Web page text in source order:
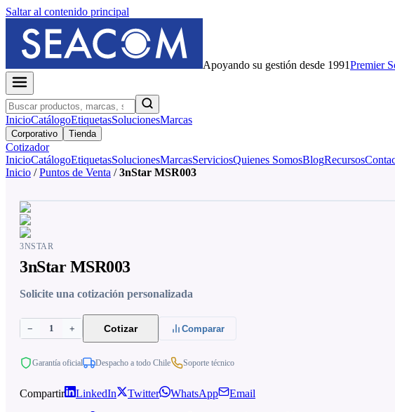
Saltar al contenido principal
Apoyando su gestión desde 1991Premier
InicioCatálogoEtiquetasSolucionesMarcas
Corporativo Tienda
Cotizador
InicioCatálogoEtiquetasSolucionesMarcasServiciosQuienes SomosBlogRecursos
Inicio / Puntos de Venta / 3nStar MSR003
3NSTAR
3nStar MSR003
Solicite una cotización personalizada
− 1 + Cotizar Comparar
Garantía oficial Despacho a todo Chile Soporte técnico
Compartir LinkedIn Twitter WhatsApp Email